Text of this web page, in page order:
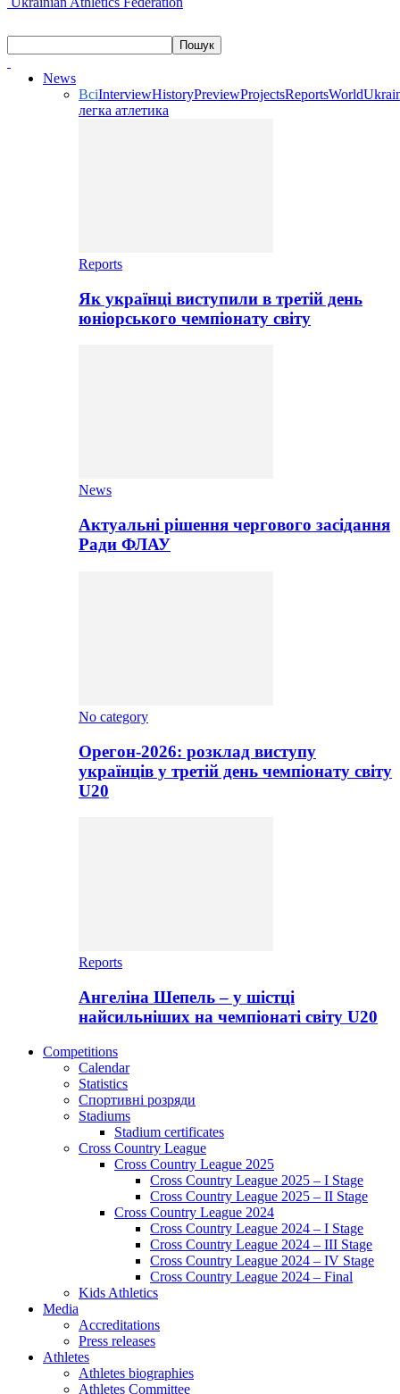
News
ВсіInterviewHistoryPreviewProjectsReportsWorld
легка атлетика
Reports
Як українці виступили в третій день
юніорського чемпіонату світу
News
Актуальні рішення чергового засідання
Ради ФЛАУ
No category
Орегон-2026: розклад виступу
українців у третій день чемпіонату світу
U20
Reports
Ангеліна Шепель – у шістці
найсильніших на чемпіонаті світу U20
Competitions
Calendar
Statistics
Спортивні розряди
Stadiums
Stadium certificates
Cross Country League
Cross Country League 2025
Cross Country League 2025 – I Stage
Cross Country League 2025 – II Stage
Cross Country League 2024
Cross Country League 2024 – I Stage
Cross Country League 2024 – III Stage
Cross Country League 2024 – IV Stage
Cross Country League 2024 – Final
Kids Athletics
Media
Accreditations
Press releases
Athletes
Athletes biographies
Athletes Committee